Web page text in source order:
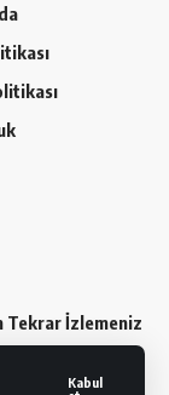
Kabul
Tekrar İzlemeniz